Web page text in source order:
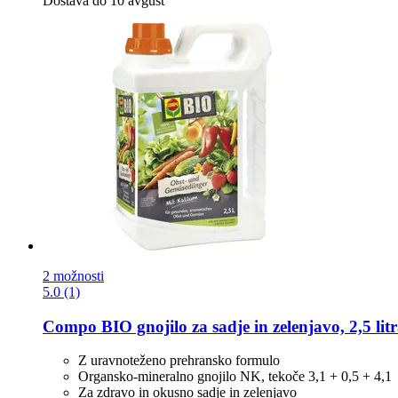
2 možnosti
5.0 (1)
Compo BIO gnojilo za sadje in zelenjavo, 2,5
Z uravnoteženo prehransko formulo
Organsko-mineralno gnojilo NK, tekoče 3,1 + 0,5 + 4,1
Za zdravo in okusno sadje in zelenjavo